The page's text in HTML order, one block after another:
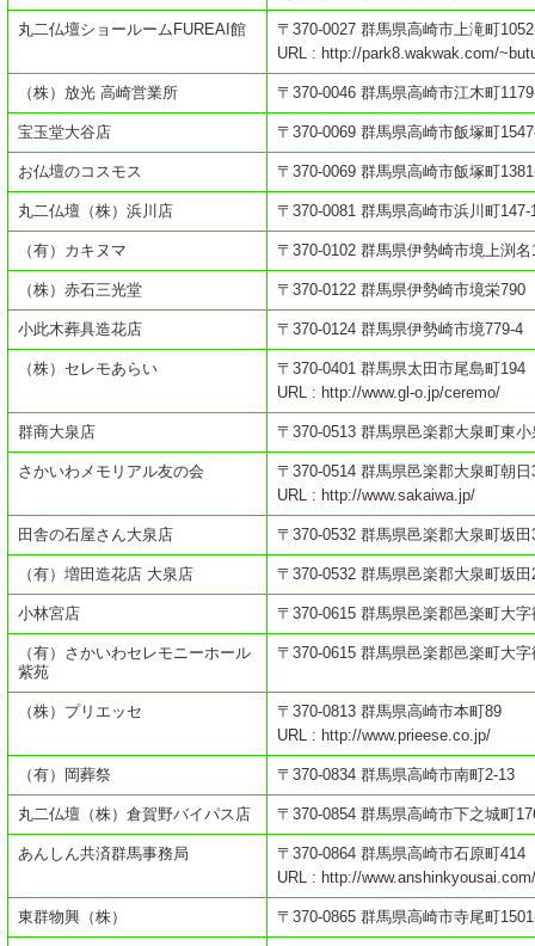
丸二仏壇ショールームFUREAI館
〒370-0027 群馬県高崎市上滝町
URL : http://park8.wakwak.com/
（株）放光 高崎営業所 〒370-0046 群馬県高崎市江木町
宝玉堂大谷店 〒370-0069 群馬県高崎市飯塚町
お仏壇のコスモス 〒370-0069 群馬県高崎市飯塚町
丸二仏壇（株）浜川店 〒370-0081 群馬県高崎市浜川町147-
（有）カキヌマ 〒370-0102 群馬県伊勢崎市境上渕名
（株）赤石三光堂 〒370-0122 群馬県伊勢崎市境栄790
小此木葬具造花店 〒370-0124 群馬県伊勢崎市境779-4
（株）セレモあらい
〒370-0401 群馬県太田市尾島町194
URL : http://www.gl-o.jp/ceremo/
群商大泉店 〒370-0513 群馬県邑楽郡大泉町東
さかいわメモリアル友の会
〒370-0514 群馬県邑楽郡大泉町朝日
URL : http://www.sakaiwa.jp/
田舎の石屋さん大泉店 〒370-0532 群馬県邑楽郡大泉町坂田
（有）増田造花店 大泉店 〒370-0532 群馬県邑楽郡大泉町坂田
小林宮店 〒370-0615 群馬県邑楽郡邑楽町大字
（有）さかいわセレモニーホール
紫苑
〒370-0615 群馬県邑楽郡邑楽町大字
（株）プリエッセ
〒370-0813 群馬県高崎市本町89
URL : http://www.prieese.co.jp/
（有）岡葬祭 〒370-0834 群馬県高崎市南町2-13
丸二仏壇（株）倉賀野バイパス店 〒370-0854 群馬県高崎市下之城町
あんしん共済群馬事務局
〒370-0864 群馬県高崎市石原町414
URL : http://www.anshinkyousai.com/
東群物興（株） 〒370-0865 群馬県高崎市寺尾町